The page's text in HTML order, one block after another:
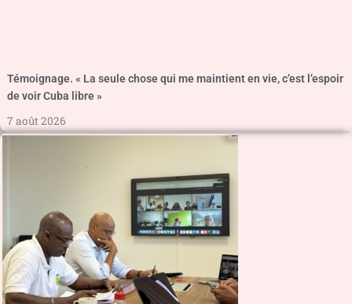
Témoignage. « La seule chose qui me maintient en vie, c’est l’espoir
de voir Cuba libre »
7 août 2026